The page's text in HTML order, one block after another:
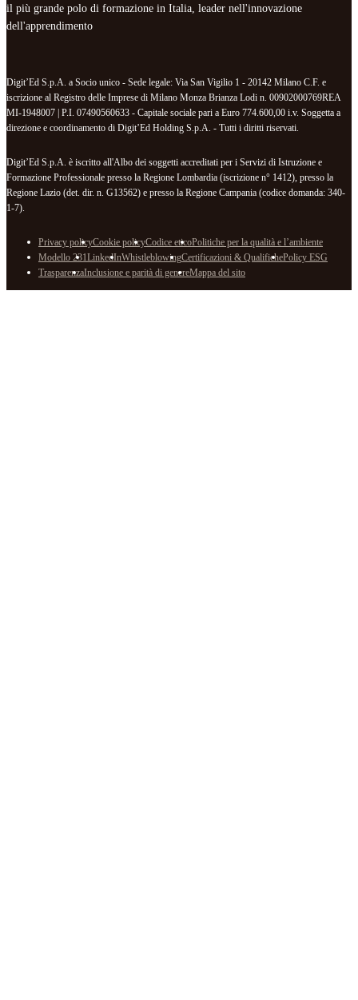
il più grande polo di formazione in Italia, leader nell'innovazione
dell'apprendimento
Digit’Ed S.p.A. a Socio unico - Sede legale: Via San Vigilio 1 - 20142 Milano C.F. e
iscrizione al Registro delle Imprese di Milano Monza Brianza Lodi n. 00902000769REA
MI-1948007 | P.I. 07490560633 - Capitale sociale pari a Euro 774.600,00 i.v. Soggetta a
direzione e coordinamento di Digit’Ed Holding S.p.A. - Tutti i diritti riservati.
Digit’Ed S.p.A. è iscritto all'Albo dei soggetti accreditati per i Servizi di Istruzione e
Formazione Professionale presso la Regione Lombardia (iscrizione n° 1412), presso la
Regione Lazio (det. dir. n. G13562) e presso la Regione Campania (codice domanda: 340-
1-7).
Privacy policyCookie policyCodice eticoPolitiche per la qualità e l’ambiente
Modello 231LinkedInWhistleblowingCertificazioni & QualifichePolicy ESG
TrasparenzaInclusione e parità di genereMappa del sito